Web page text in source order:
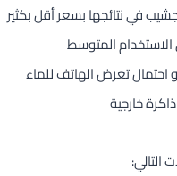
في نتائجها بسعر أقل بكثير
المتوسط
تعرض الهاتف للماء
خارجية
التالي: